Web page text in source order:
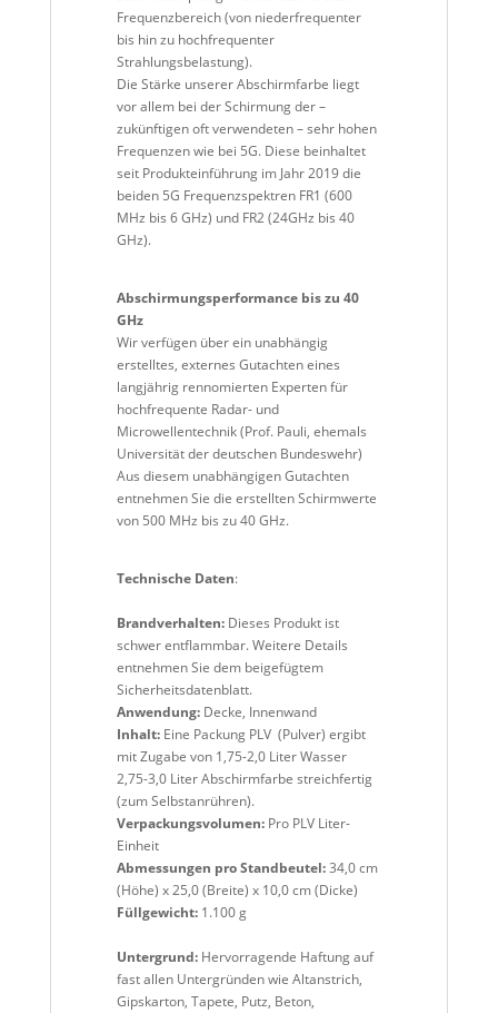
Frequenzbereich (von niederfrequenter
bis hin zu hochfrequenter
Strahlungsbelastung).
Die Stärke unserer Abschirmfarbe liegt
vor allem bei der Schirmung der –
zukünftigen oft verwendeten – sehr hohen
Frequenzen wie bei 5G. Diese beinhaltet
seit Produkteinführung im Jahr 2019 die
beiden 5G Frequenzspektren FR1 (600
MHz bis 6 GHz) und FR2 (24GHz bis 40
GHz).
Abschirmungsperformance bis zu 40
GHz
Wir verfügen über ein unabhängig
erstelltes, externes Gutachten eines
langjährig rennomierten Experten für
hochfrequente Radar- und
Microwellentechnik (Prof. Pauli, ehemals
Universität der deutschen Bundeswehr)
Aus diesem unabhängigen Gutachten
entnehmen Sie die erstellten Schirmwerte
von 500 MHz bis zu 40 GHz.
Technische Daten:
Brandverhalten: Dieses Produkt ist
schwer entflammbar. Weitere Details
entnehmen Sie dem beigefügtem
Sicherheitsdatenblatt.
Anwendung: Decke, Innenwand
Inhalt: Eine Packung PLV (Pulver) ergibt
mit Zugabe von 1,75-2,0 Liter Wasser
2,75-3,0 Liter Abschirmfarbe streichfertig
(zum Selbstanrühren).
Verpackungsvolumen: Pro PLV Liter-
Einheit
Abmessungen pro Standbeutel: 34,0 cm
(Höhe) x 25,0 (Breite) x 10,0 cm (Dicke)
Füllgewicht: 1.100 g
Untergrund: Hervorragende Haftung auf
fast allen Untergründen wie Altanstrich,
Gipskarton, Tapete, Putz, Beton,